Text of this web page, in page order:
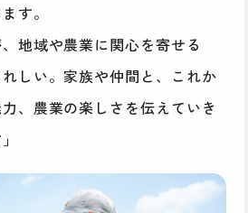
す。
地域や農業に関心を寄せる
しい。家族や仲間と、これか
、農業の楽しさを伝えていき